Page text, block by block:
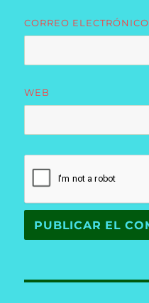
CORREO ELECTRÓNICO
WEB